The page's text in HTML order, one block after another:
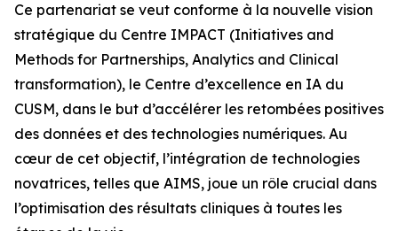
Ce partenariat se veut conforme à la nouvelle vision
stratégique du Centre IMPACT (Initiatives and
Methods for Partnerships, Analytics and Clinical
transformation), le Centre d’excellence en IA du
CUSM, dans le but d’accélérer les retombées positives
des données et des technologies numériques. Au
cœur de cet objectif, l’intégration de technologies
novatrices, telles que AIMS, joue un rôle crucial dans
l’optimisation des résultats cliniques à toutes les